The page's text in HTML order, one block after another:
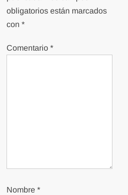
obligatorios están marcados
con*
Comentario*
Nombre*